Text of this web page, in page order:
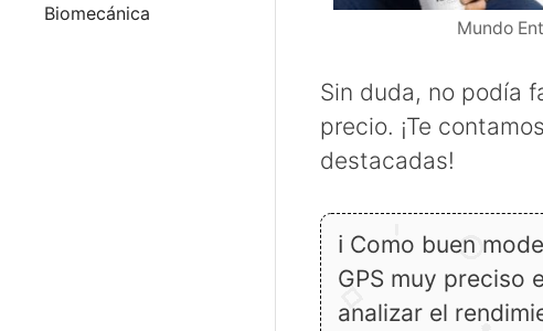
Biomecánica
Mundo
Sin duda, no podía
precio. ¡Te
destacadas!
ℹ Como buen
GPS muy preciso
analizar el